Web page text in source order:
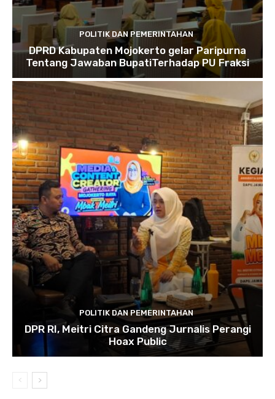
POLITIK DAN PEMERINTAHAN
DPRD Kabupaten Mojokerto gelar Paripurna
Tentang Jawaban BupatiTerhadap PU Fraksi
POLITIK DAN PEMERINTAHAN
DPR RI, Meitri Citra Gandeng Jurnalis Perangi
Hoax Public